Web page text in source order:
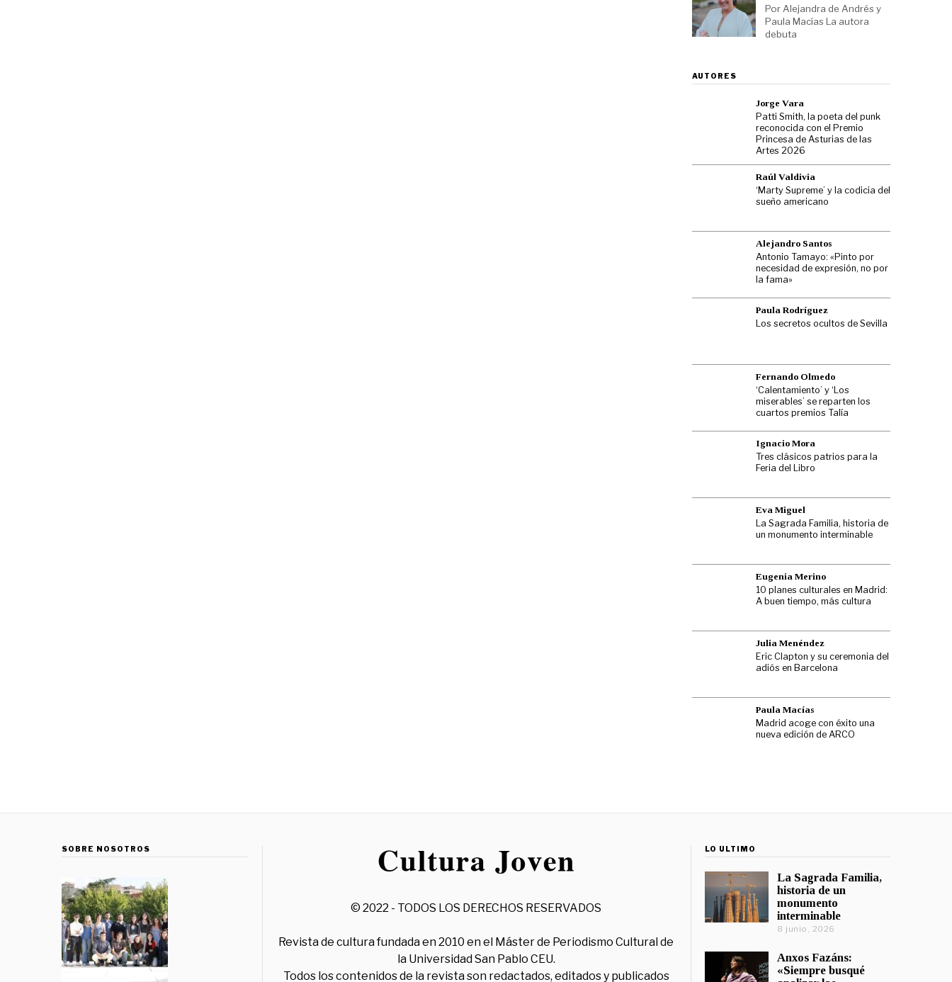
Por Alejandra de Andrés y
Paula Macías La autora
debuta
AUTORES
Jorge Vara
Patti Smith, la poeta del punk
reconocida con el Premio
Princesa de Asturias de las
Artes 2026
Raúl Valdivia
‘Marty Supreme’ y la codicia del
sueño americano
Alejandro Santos
Antonio Tamayo: «Pinto por
necesidad de expresión, no por
la fama»
Paula Rodríguez
Los secretos ocultos de Sevilla
Fernando Olmedo
‘Calentamiento’ y ‘Los
miserables’ se reparten los
cuartos premios Talía
Ignacio Mora
Tres clásicos patrios para la
Feria del Libro
Eva Miguel
La Sagrada Familia, historia de
un monumento interminable
Eugenia Merino
10 planes culturales en Madrid:
A buen tiempo, más cultura
Julia Menéndez
Eric Clapton y su ceremonia del
adiós en Barcelona
Paula Macías
Madrid acoge con éxito una
nueva edición de ARCO
SOBRE NOSOTROS
© 2022 - TODOS LOS DERECHOS RESERVADOS
Revista de cultura fundada en 2010 en el Máster de Periodismo Cultural de
la Universidad San Pablo CEU.
Todos los contenidos de la revista son redactados, editados y publicados
LO ÚLTIMO
La Sagrada Familia,
historia de un
monumento
interminable
8 junio, 2026
Anxos Fazáns:
«Siempre busqué